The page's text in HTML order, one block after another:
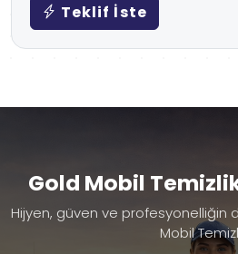
Teklif İste
Gold Mobil
Hijyen, güven ve profesyonelliğin
Mobil